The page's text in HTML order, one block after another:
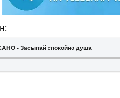
- Засыпай спокойно душа